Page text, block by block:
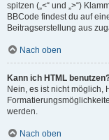
spitzen („<“ und „>“)
BBCode findest du auf
Beitragserstellung aus
Nach oben
Kann ich HTML
Nein, es ist nicht möglich,
werden.
Nach oben